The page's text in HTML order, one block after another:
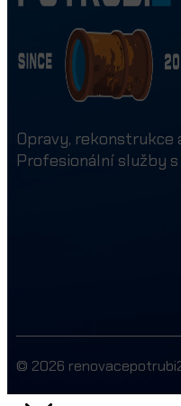
Opravy, rekonstrukce
Profesionální služby
© 2026